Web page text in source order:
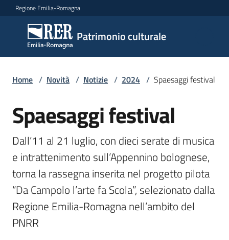
Vai al contenuto
Vai alla navigazione
Vai al footer
Regione Emilia-Romagna
Patrimonio culturale
Patrimonio
culturale
Novità
Servizi
Leggi
Atti
Bandi
Home / Novità / Notizie / 2024 / Spaesaggi festival
Salta al contenuto
Spaesaggi festival
Dall’11 al 21 luglio, con dieci serate di musica
e intrattenimento sull’Appennino bolognese,
torna la rassegna inserita nel progetto pilota
“Da Campolo l’arte fa Scola”, selezionato dalla
Regione Emilia-Romagna nell’ambito del
PNRR